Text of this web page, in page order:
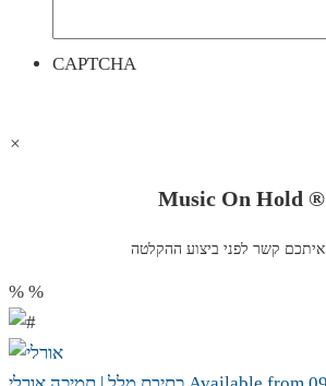
CAPTCHA
×
Music On Hold ®
איתכם קשר לפני ביצוע ההקלטה
% %